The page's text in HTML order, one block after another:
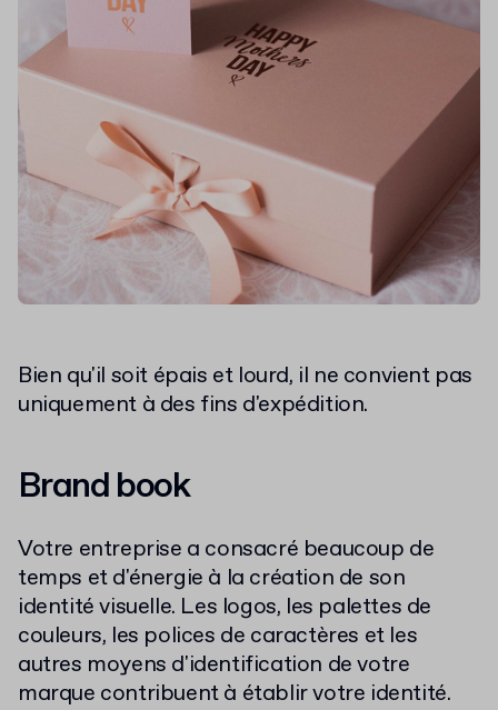
Bien qu'il soit épais et lourd, il ne convient pas
uniquement à des fins d'expédition.
Brand book
Votre entreprise a consacré beaucoup de
temps et d'énergie à la création de son
identité visuelle. Les logos, les palettes de
couleurs, les polices de caractères et les
autres moyens d'identification de votre
marque contribuent à établir votre identité.